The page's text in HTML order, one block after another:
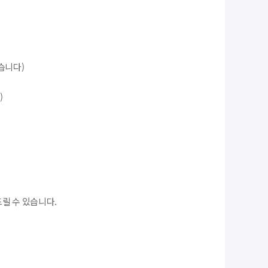
니다)
수 있습니다.